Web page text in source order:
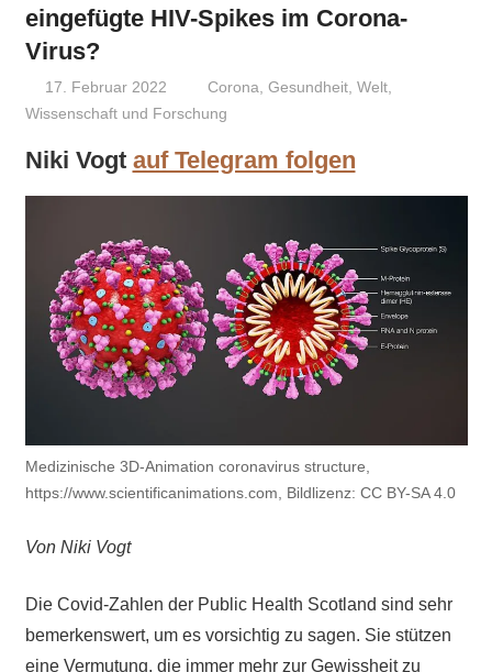
eingefügte HIV-Spikes im Corona-
Virus?
17. Februar 2022 Niki Vogt
Corona,Gesundheit,Welt,
Wissenschaft und Forschung
Niki Vogt auf Telegram folgen
Medizinische 3D-Animation coronavirus structure,
https://www.scientificanimations.com, Bildlizenz: CC BY-SA 4.0
Von Niki Vogt
Die Covid-Zahlen der Public Health Scotland sind sehr
bemerkenswert, um es vorsichtig zu sagen. Sie stützen
eine Vermutung, die immer mehr zur Gewissheit zu